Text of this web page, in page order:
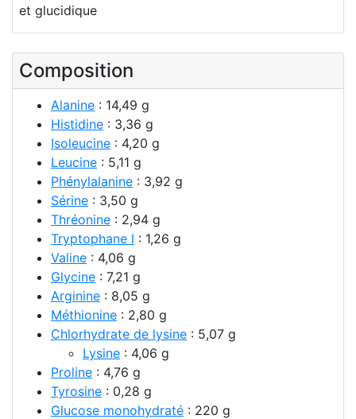
et glucidique
Composition
Alanine : 14,49 g
Histidine : 3,36 g
Isoleucine : 4,20 g
Leucine : 5,11 g
Phénylalanine : 3,92 g
Sérine : 3,50 g
Thréonine : 2,94 g
Tryptophane l : 1,26 g
Valine : 4,06 g
Glycine : 7,21 g
Arginine : 8,05 g
Méthionine : 2,80 g
Chlorhydrate de lysine : 5,07 g
Lysine : 4,06 g
Proline : 4,76 g
Tyrosine : 0,28 g
Glucose monohydraté : 220 g